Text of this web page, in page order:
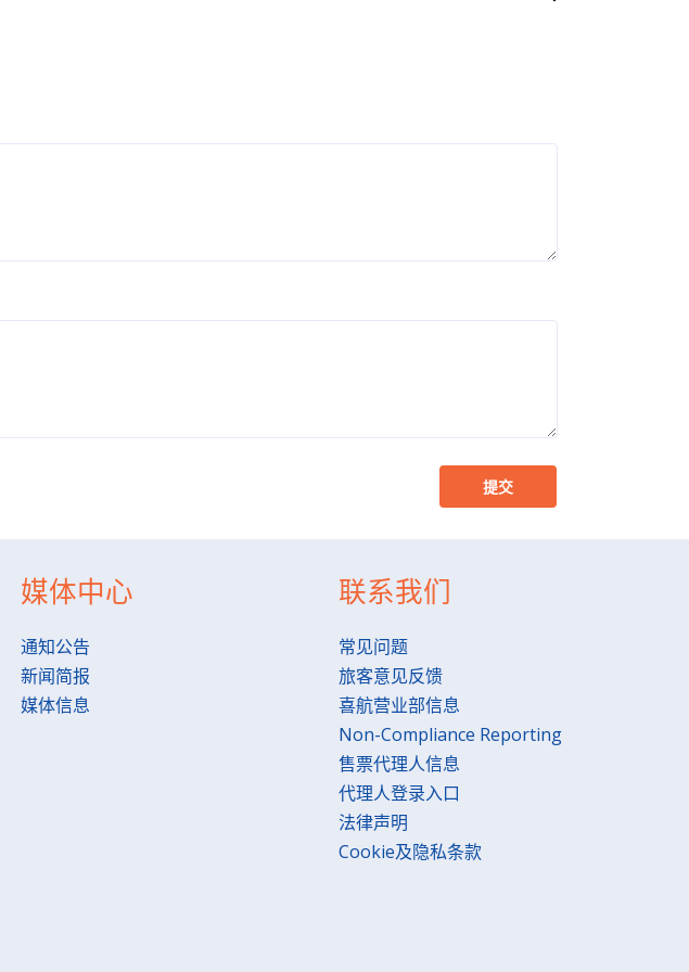
提交
媒体中心
通知公告
新闻简报
媒体信息
联系我们
常见问题
旅客意见反馈
喜航营业部信息
Non-Compliance Reporting
售票代理人信息
代理人登录入口
法律声明
Cookie及隐私条款